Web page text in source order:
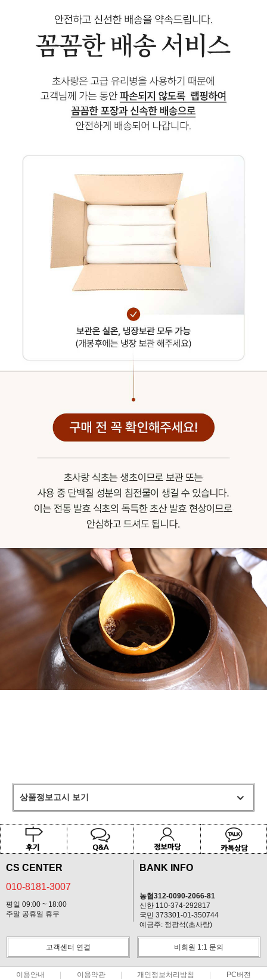
상품정보고시 보기
CS CENTER
010-8181-3007
평일 09:00 ~ 18:00
주말 공휴일 휴무
BANK INFO
농협312-0090-2066-81
신한 110-374-292817
국민 373301-01-350744
예금주: 정광석(초사랑)
고객센터 연결 비회원 1:1 문의
이용안내 이용약관 개인정보처리방침 PC버전